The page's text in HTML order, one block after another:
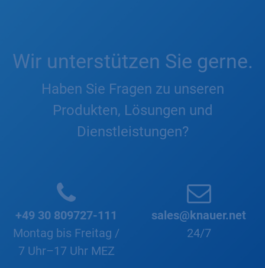
Wir unterstützen Sie gerne.
Haben Sie Fragen zu unseren
Produkten, Lösungen und
Dienstleistungen?
+49 30 809727-111
Montag bis Freitag /
7 Uhr–17 Uhr MEZ
sales@knauer.net
24/7